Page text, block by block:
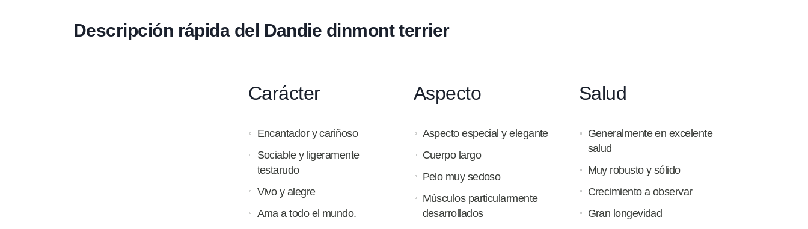
Descripción rápida del Dandie dinmont terrier
Carácter
Encantador y cariñoso
Sociable y ligeramente
testarudo
Vivo y alegre
Ama a todo el mundo.
Aspecto
Aspecto especial y elegante
Cuerpo largo
Pelo muy sedoso
Músculos particularmente
desarrollados
Salud
Generalmente en excelente
salud
Muy robusto y sólido
Crecimiento a observar
Gran longevidad